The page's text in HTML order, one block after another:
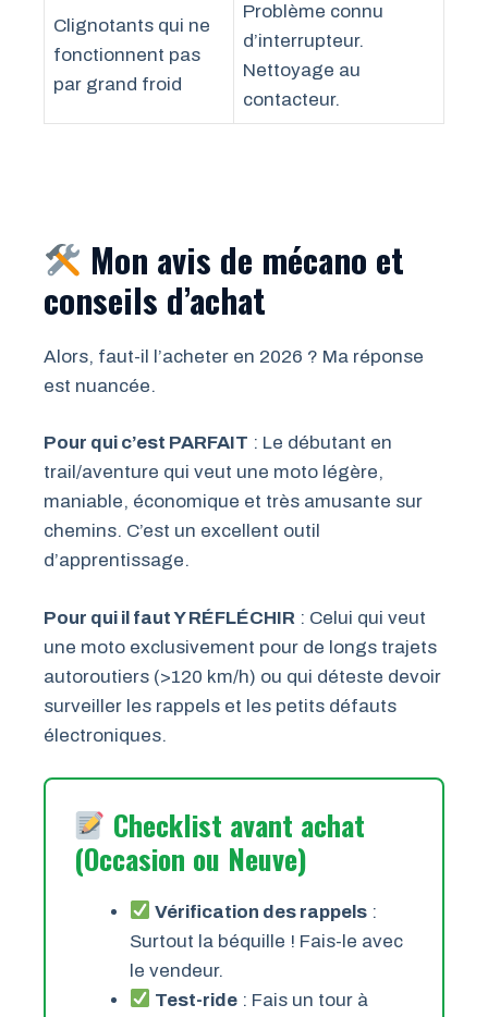
Clignotants qui ne
fonctionnent pas
par grand froid
Problème connu
d’interrupteur.
Nettoyage au
contacteur.
Mon avis de mécano et
conseils d’achat
Alors, faut-il l’acheter en 2026 ? Ma réponse
est nuancée.
Pour qui c’est PARFAIT : Le débutant en
trail/aventure qui veut une moto légère,
maniable, économique et très amusante sur
chemins. C’est un excellent outil
d’apprentissage.
Pour qui il faut Y RÉFLÉCHIR : Celui qui veut
une moto exclusivement pour de longs trajets
autoroutiers (>120 km/h) ou qui déteste devoir
surveiller les rappels et les petits défauts
électroniques.
Checklist avant achat
(Occasion ou Neuve)
Vérification des rappels:
Surtout la béquille ! Fais-le avec
le vendeur.
Test-ride: Fais un tour à